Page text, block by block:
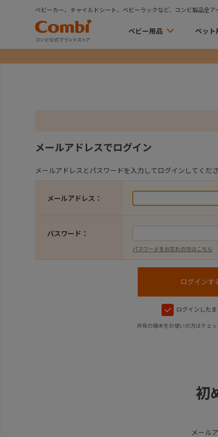
ベビーカー、チャイルドシート、ベビーラックなど、コンビ製品全ア
ベビー用品 ペット
メールアドレスでログイン
メールアドレスとパスワードを入力してログインしてくださ
メールアドレス：
パスワード：
パスワードをお忘れの方はこちら
ログインした
共有の端末をお使いの方はチェ
初
メール